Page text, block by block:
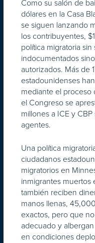
Como su salón de
dólares en la Casa
se siguen lanzando
los contribuyentes,
política migratoria
indocumentados
autorizados. Más de
estadounidenses
mediante el proceso
el Congreso se
millones a ICE y
agentes.
Una política
ciudadanos
migratorios en
inmigrantes
también reciben
manos llenas,
exactos, pero que
adecuado y
en condiciones